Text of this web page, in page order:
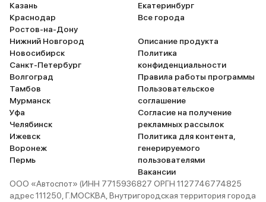
Казань
Краснодар
Ростов-на-Дону
Нижний Новгород
Новосибирск
Санкт-Петербург
Волгоград
Тамбов
Мурманск
Уфа
Челябинск
Ижевск
Воронеж
Пермь
Екатеринбург
Все города
Описание продукта
Политика
конфиденциальности
Правила работы программы
Пользовательское
соглашение
Согласие на получение
рекламных рассылок
Политика для контента,
генерируемого
пользователями
Вакансии
ООО «Автоспот» (ИНН 7715936827 ОРГН 1127746774825
адрес 111250, Г.МОСКВА, Внутригородская территория города